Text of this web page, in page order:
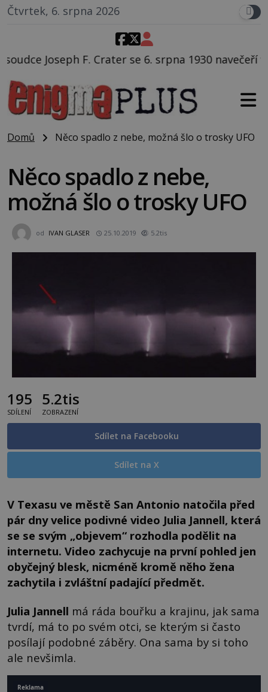
Čtvrtek, 6. srpna 2026
se 6. srpna 1930 navečeří ve své oblíbené
Domů Něco spadlo z nebe, možná šlo o trosky UFO
Něco spadlo z nebe,
možná šlo o trosky UFO
od IVAN GLASER 25.10.2019 5.2tis
195
SDÍLENÍ
5.2tis
ZOBRAZENÍ
Sdílet na Facebooku
Sdílet na X
V Texasu ve městě San Antonio natočila před
pár dny velice podivné video Julia Jannell, která
se se svým „objevem“ rozhodla podělit na
internetu. Video zachycuje na první pohled jen
obyčejný blesk, nicméně kromě něho žena
zachytila i zvláštní padající předmět.
Julia Jannell má ráda bouřku a krajinu, jak sama
tvrdí, má to po svém otci, se kterým si často
posílají podobné záběry. Ona sama by si toho
ale nevšimla.
Reklama